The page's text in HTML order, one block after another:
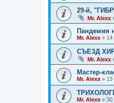
29-й,
Mr. Alexx
Пандемия
Mr. Alexx » 14
СЪЕЗД
Mr. Alexx
Мастер-
Mr. Alexx » 13
Mr. Alexx » 30